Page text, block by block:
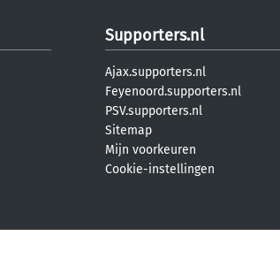
Supporters.nl
Ajax.supporters.nl
Feyenoord.supporters.nl
PSV.supporters.nl
Sitemap
Mijn voorkeuren
Cookie-instellingen